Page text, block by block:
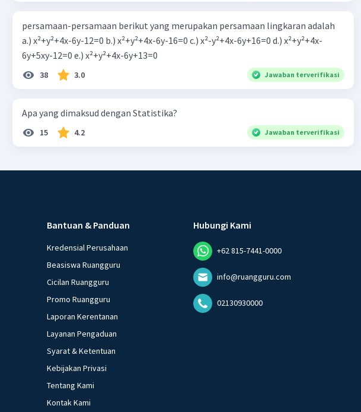
persamaan-persamaan berikut yang merupakan persamaan lingkaran adalah
a.) x²+y²+4x-6y-12=0 b.) x²+y²+4x-6y-16=0 c.) x²-y²+4x-6y+16=0 d.) x²+y²+4x-
6y+5xy-12=0 e.) x²+y²+4x-6y+13=0
38 3.0 Jawaban terverifikasi
Apa yang dimaksud dengan Statistika?
15 4.2 Jawaban terverifikasi
Bantuan & Panduan
Kredensial Perusahaan
Beasiswa Ruangguru
Cicilan Ruangguru
Promo Ruangguru
Laporan Kerentanan
Layanan Pengaduan
Syarat & Ketentuan
Kebijakan Privasi
Tentang Kami
Kontak Kami
Hubungi Kami
+62 815-7441-0000
info@ruangguru.com
02130930000